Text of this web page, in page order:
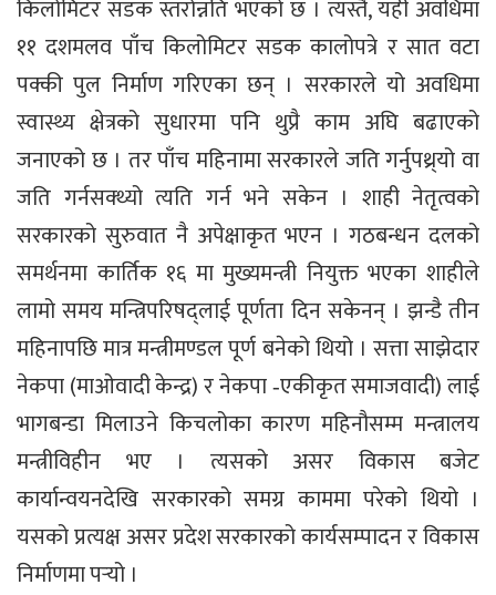
किलोमिटर सडक स्तरोन्नति भएको छ । त्यस्तै, यही अवधिमा
११ दशमलव पाँच किलोमिटर सडक कालोपत्रे र सात वटा
पक्की पुल निर्माण गरिएका छन् । सरकारले यो अवधिमा
स्वास्थ्य क्षेत्रको सुधारमा पनि थुप्रै काम अघि बढाएको
जनाएको छ । तर पाँच महिनामा सरकारले जति गर्नुपथ्र्यो वा
जति गर्नसक्थ्यो त्यति गर्न भने सकेन । शाही नेतृत्वको
सरकारको सुरुवात नै अपेक्षाकृत भएन । गठबन्धन दलको
समर्थनमा कार्तिक १६ मा मुख्यमन्त्री नियुक्त भएका शाहीले
लामो समय मन्त्रिपरिषद्लाई पूर्णता दिन सकेनन् । झन्डै तीन
महिनापछि मात्र मन्त्रीमण्डल पूर्ण बनेको थियो । सत्ता साझेदार
नेकपा (माओवादी केन्द्र) र नेकपा ‐एकीकृत समाजवादी) लाई
भागबन्डा मिलाउने किचलोका कारण महिनौसम्म मन्त्रालय
मन्त्रीविहीन भए । त्यसको असर विकास बजेट
कार्यान्वयनदेखि सरकारको समग्र काममा परेको थियो ।
यसको प्रत्यक्ष असर प्रदेश सरकारको कार्यसम्पादन र विकास
निर्माणमा पर्‍यो ।